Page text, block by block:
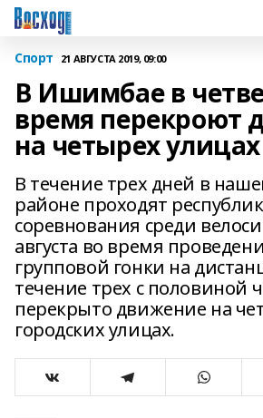
Спорт 21 АВГУСТА 2019, 09:00
В Ишимбае в
время перекроют
на четырех улицах
В течение трех дней в
районе проходят
соревнования среди
августа во время
групповой гонки на
течение трех с половиной
перекрыто движение на
городских улицах.